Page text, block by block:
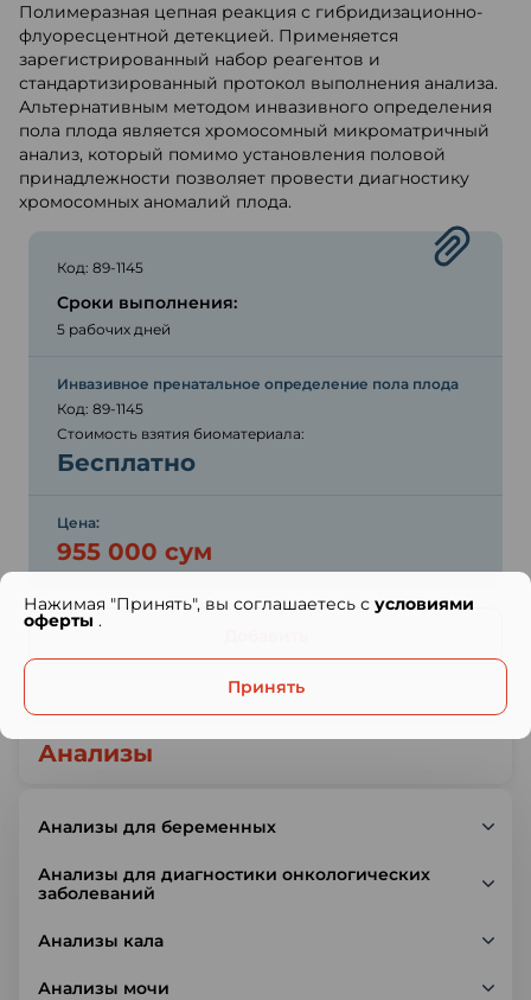
Анализы
Анализы для беременных
Анализы для диагностики онкологических
заболеваний
Анализы кала
Анализы мочи
Полимеразная цепная реакция с гибридизационно-
флуоресцентной детекцией. Применяется
зарегистрированный набор реагентов и
стандартизированный протокол выполнения анализа.
Альтернативным методом инвазивного определения
пола плода является хромосомный микроматричный
анализ, который помимо установления половой
принадлежности позволяет провести диагностику
хромосомных аномалий плода.
Код: 89-1145
Сроки выполнения:
5 рабочих дней
Инвазивное пренатальное определение пола плода
Код: 89-1145
Стоимость взятия биоматериала:
Бесплатно
Цена:
955 000 сум
Нажимая "Принять", вы соглашаетесь с условиями
оферты .
Принять